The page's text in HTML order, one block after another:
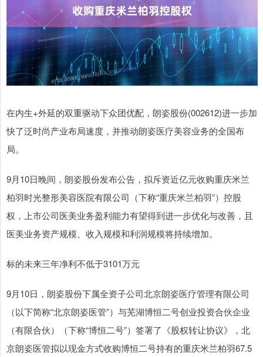
在内生+外延的双重驱动下众团优配，朗姿股份(002612)进一步加
快了泛时尚产业布局速度，并推动朗姿医疗美容业务的全国布
局。
9月10日晚间，朗姿股份发布公告，拟斥资近亿元收购重庆米兰
柏羽时光整形美容医院有限公司（下称“重庆米兰柏羽”）控股
权，上市公司医美业务盈利能力有望得到进一步优化与改善，且
医美业务资产规模、收入规模和利润规模将持续增加。
标的未来三年净利不低于3101万元
9月10日，朗姿股份下属全资子公司北京朗姿医疗管理有限公司
（以下简称“北京朗姿医管”）与芜湖博恒二号创业投资合伙企业
（有限合伙）（下称“博恒二号”）签署了《股权转让协议》，北
京朗姿医管拟以现金方式收购博恒二号持有的重庆米兰柏羽67.5